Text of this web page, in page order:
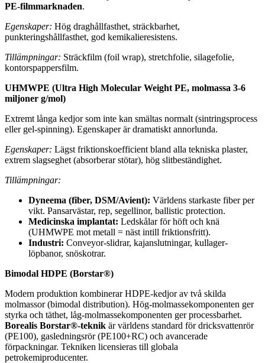
PE-filmmarknaden.
Egenskaper: Hög draghållfasthet, sträckbarhet,
punkteringshållfasthet, god kemikalieresistens.
Tillämpningar: Sträckfilm (foil wrap), stretchfolie, silagefolie,
kontorspappersfilm.
UHMWPE (Ultra High Molecular Weight PE, molmassa 3-6
miljoner g/mol)
Extremt långa kedjor som inte kan smältas normalt (sintringsprocess
eller gel-spinning). Egenskaper är dramatiskt annorlunda.
Egenskaper: Lägst friktionskoefficient bland alla tekniska plaster,
extrem slagseghet (absorberar stötar), hög slitbeständighet.
Tillämpningar:
Dyneema (fiber, DSM/Avient): Världens starkaste fiber per
vikt. Pansarvästar, rep, segellinor, ballistic protection.
Medicinska implantat: Ledskålar för höft och knä
(UHMWPE mot metall = näst intill friktionsfritt).
Industri: Conveyor-slidrar, kajanslutningar, kullager-
löpbanor, snöskotrar.
Bimodal HDPE (Borstar®)
Modern produktion kombinerar HDPE-kedjor av två skilda
molmassor (bimodal distribution). Hög-molmassekomponenten ger
styrka och täthet, låg-molmassekomponenten ger processbarhet.
Borealis Borstar®-teknik är världens standard för dricksvattenrör
(PE100), gasledningsrör (PE100+RC) och avancerade
förpackningar. Tekniken licensieras till globala
petrokemiproducenter.